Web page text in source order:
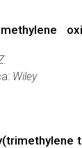
Wiley